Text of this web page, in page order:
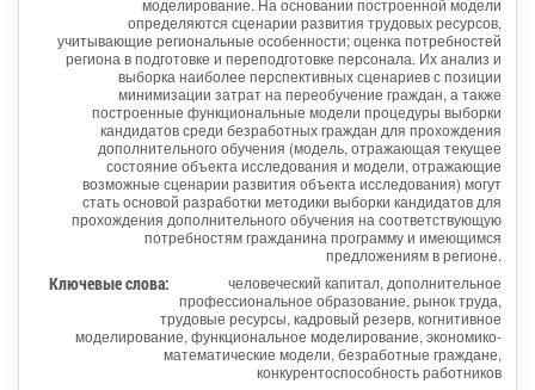
определяются сценарии развития трудовых ресурсов,
учитывающие региональные особенности; оценка потребностей
региона в подготовке и переподготовке персонала. Их анализ и
выборка наиболее перспективных сценариев с позиции
минимизации затрат на переобучение граждан, а также
построенные функциональные модели процедуры выборки
кандидатов среди безработных граждан для прохождения
дополнительного обучения (модель, отражающая текущее
состояние объекта исследования и модели, отражающие
возможные сценарии развития объекта исследования) могут
стать основой разработки методики выборки кандидатов для
прохождения дополнительного обучения на соответствующую
потребностям гражданина программу и имеющимся
предложениям в регионе.
Ключевые слова:
человеческий капитал, дополнительное
профессиональное образование, рынок труда,
трудовые ресурсы, кадровый резерв, когнитивное
моделирование, функциональное моделирование, экономико-
математические модели, безработные граждане,
конкурентоспособность работников